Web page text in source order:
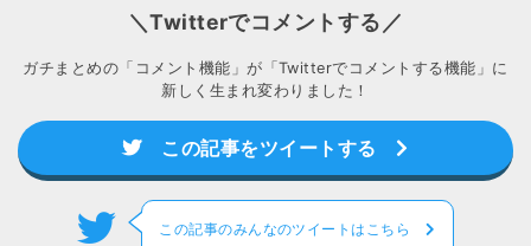
＼Twitterでコメントする／
ガチまとめの「コメント機能」が「Twitterでコメントする機能」に
新しく生まれ変わりました！
この記事をツイートする
この記事のみんなのツイートはこちら